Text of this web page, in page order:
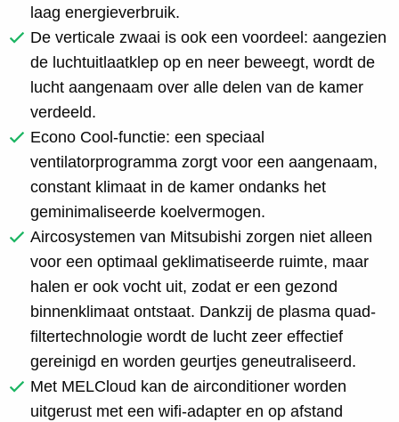
laag energieverbruik.
De verticale zwaai is ook een voordeel: aangezien
de luchtuitlaatklep op en neer beweegt, wordt de
lucht aangenaam over alle delen van de kamer
verdeeld.
Econo Cool-functie: een speciaal
ventilatorprogramma zorgt voor een aangenaam,
constant klimaat in de kamer ondanks het
geminimaliseerde koelvermogen.
Aircosystemen van Mitsubishi zorgen niet alleen
voor een optimaal geklimatiseerde ruimte, maar
halen er ook vocht uit, zodat er een gezond
binnenklimaat ontstaat. Dankzij de plasma quad-
filtertechnologie wordt de lucht zeer effectief
gereinigd en worden geurtjes geneutraliseerd.
Met MELCloud kan de airconditioner worden
uitgerust met een wifi-adapter en op afstand